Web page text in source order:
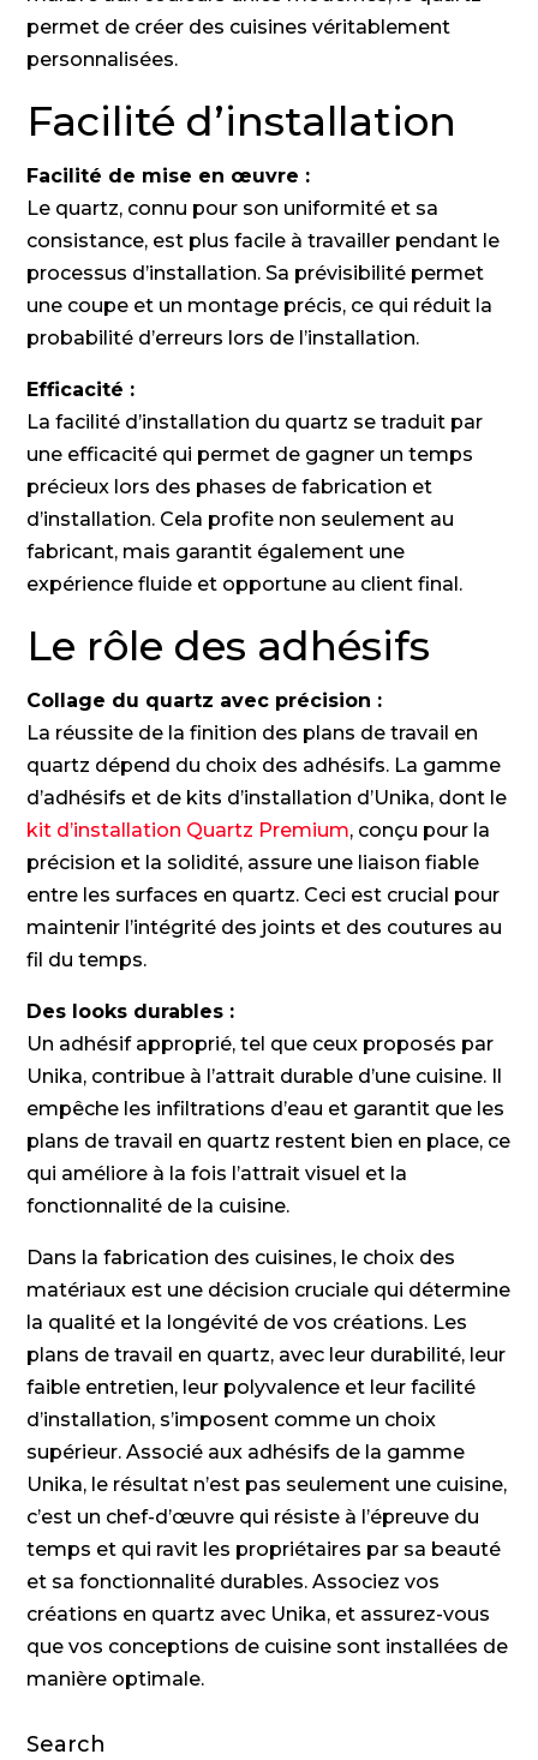
permet de créer des cuisines véritablement
personnalisées.
Facilité d’installation
Facilité de mise en œuvre :
Le quartz, connu pour son uniformité et sa
consistance, est plus facile à travailler pendant le
processus d’installation. Sa prévisibilité permet
une coupe et un montage précis, ce qui réduit la
probabilité d’erreurs lors de l’installation.
Efficacité :
La facilité d’installation du quartz se traduit par
une efficacité qui permet de gagner un temps
précieux lors des phases de fabrication et
d’installation. Cela profite non seulement au
fabricant, mais garantit également une
expérience fluide et opportune au client final.
Le rôle des adhésifs
Collage du quartz avec précision :
La réussite de la finition des plans de travail en
quartz dépend du choix des adhésifs. La gamme
d’adhésifs et de kits d’installation d’Unika, dont le
kit d’installation Quartz Premium, conçu pour la
précision et la solidité, assure une liaison fiable
entre les surfaces en quartz. Ceci est crucial pour
maintenir l’intégrité des joints et des coutures au
fil du temps.
Des looks durables :
Un adhésif approprié, tel que ceux proposés par
Unika, contribue à l’attrait durable d’une cuisine. Il
empêche les infiltrations d’eau et garantit que les
plans de travail en quartz restent bien en place, ce
qui améliore à la fois l’attrait visuel et la
fonctionnalité de la cuisine.
Dans la fabrication des cuisines, le choix des
matériaux est une décision cruciale qui détermine
la qualité et la longévité de vos créations. Les
plans de travail en quartz, avec leur durabilité, leur
faible entretien, leur polyvalence et leur facilité
d’installation, s’imposent comme un choix
supérieur. Associé aux adhésifs de la gamme
Unika, le résultat n’est pas seulement une cuisine,
c’est un chef-d’œuvre qui résiste à l’épreuve du
temps et qui ravit les propriétaires par sa beauté
et sa fonctionnalité durables. Associez vos
créations en quartz avec Unika, et assurez-vous
que vos conceptions de cuisine sont installées de
manière optimale.
Search